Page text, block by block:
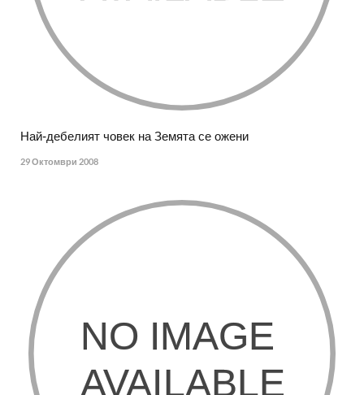
Най-дебелият човек на Земята се ожени
29 Октомври 2008